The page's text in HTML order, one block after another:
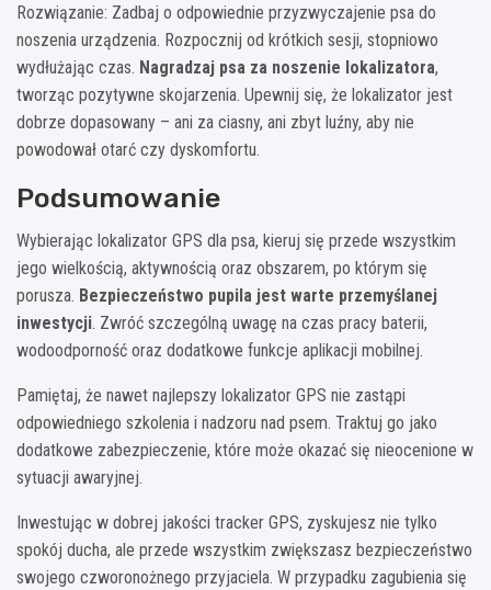
Rozwiązanie: Zadbaj o odpowiednie przyzwyczajenie psa do
noszenia urządzenia. Rozpocznij od krótkich sesji, stopniowo
wydłużając czas. Nagradzaj psa za noszenie lokalizatora,
tworząc pozytywne skojarzenia. Upewnij się, że lokalizator jest
dobrze dopasowany – ani za ciasny, ani zbyt luźny, aby nie
powodował otarć czy dyskomfortu.
Podsumowanie
Wybierając lokalizator GPS dla psa, kieruj się przede wszystkim
jego wielkością, aktywnością oraz obszarem, po którym się
porusza. Bezpieczeństwo pupila jest warte przemyślanej
inwestycji. Zwróć szczególną uwagę na czas pracy baterii,
wodoodporność oraz dodatkowe funkcje aplikacji mobilnej.
Pamiętaj, że nawet najlepszy lokalizator GPS nie zastąpi
odpowiedniego szkolenia i nadzoru nad psem. Traktuj go jako
dodatkowe zabezpieczenie, które może okazać się nieocenione w
sytuacji awaryjnej.
Inwestując w dobrej jakości tracker GPS, zyskujesz nie tylko
spokój ducha, ale przede wszystkim zwiększasz bezpieczeństwo
swojego czworonożnego przyjaciela. W przypadku zagubienia się